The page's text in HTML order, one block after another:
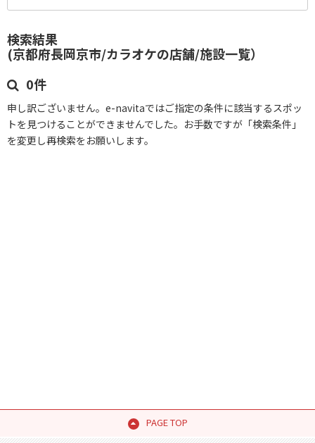
検索結果
(京都府長岡京市/カラオケの店舗/施設一覧）
0件
申し訳ございません。e-navitaではご指定の条件に該当するスポッ
トを見つけることができませんでした。お手数ですが「検索条件」
を変更し再検索をお願いします。
PAGE TOP